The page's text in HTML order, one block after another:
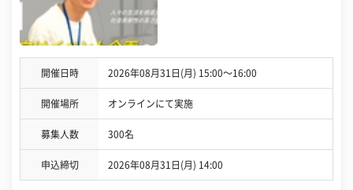
開催日時 2026年08月31日(月) 15:00〜16:00
開催場所 オンラインにて実施
募集人数 300名
申込締切 2026年08月31日(月) 14:00